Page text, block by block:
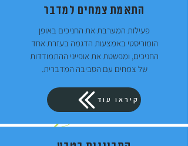
התאמת צמחים למדבר
פעילות המערבת את החניכים באופן
הומוריסטי באמצעות הדגמה בעזרת אחד
החניכים, ומפשטת את אופייני ההתמודדות
של צמחים עם הסביבה המדברית.
קיראו עוד